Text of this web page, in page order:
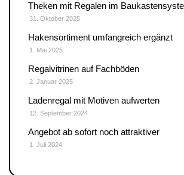
Theken mit Regalen im
31. Oktober 2025
Hakensortiment umfangreich ergänzt
1. Mai 2025
Regalvitrinen auf Fachböden
2. Januar 2025
Ladenregal mit Motiven aufwerten
12. September 2024
Angebot ab sofort noch attraktiver
1. Juli 2024